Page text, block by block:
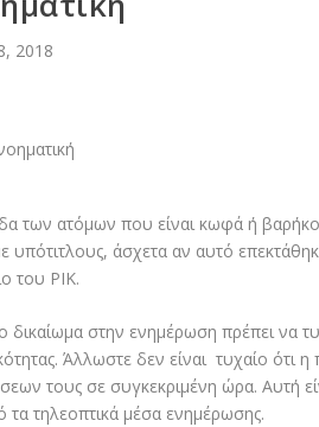
2018
των ατόμων που είναι κωφά ή
υπότιτλους, άσχετα αν αυτό
του ΡΙΚ.
στην ενημέρωση πρέπει να
Άλλωστε δεν είναι τυχαίο ότι
τους σε συγκεκριμένη ώρα. Αυτή
τηλεοπτικά μέσα ενημέρωσης.